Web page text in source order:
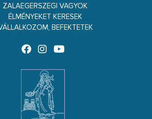
ZALAEGERSZEGI VAGYOK
ÉLMÉNYEKET KERESEK
BEFEKTETEK